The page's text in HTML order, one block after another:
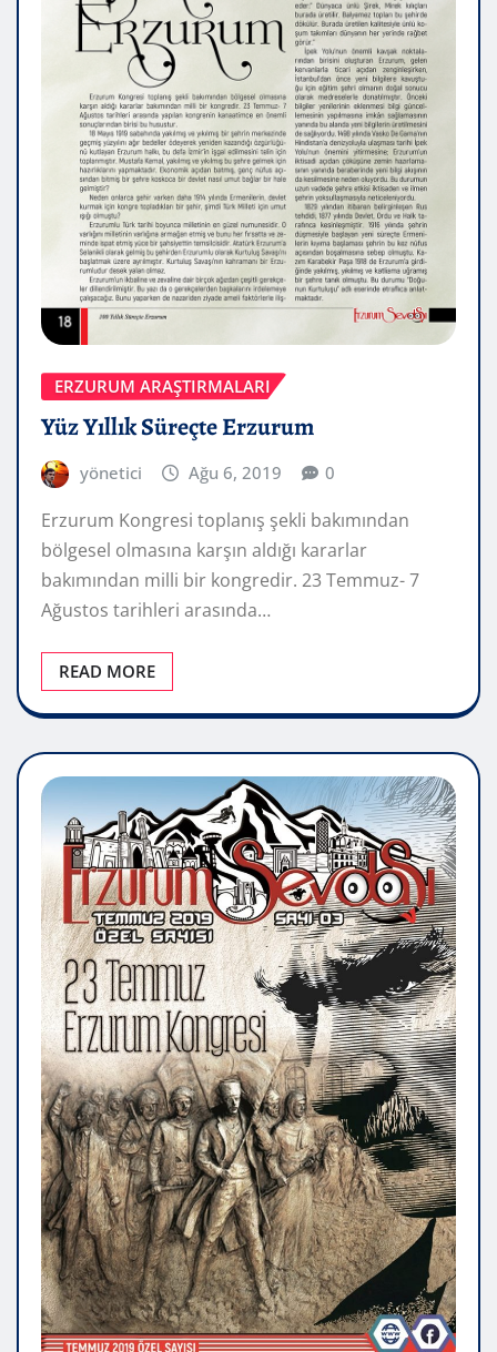
ERZURUM ARAŞTIRMALARI
Yüz Yıllık Süreçte Erzurum
yönetici Ağu 6, 2019 0
Erzurum Kongresi toplanış şekli bakımından
bölgesel olmasına karşın aldığı kararlar
bakımından milli bir kongredir. 23 Temmuz- 7
Ağustos tarihleri arasında…
READ MORE